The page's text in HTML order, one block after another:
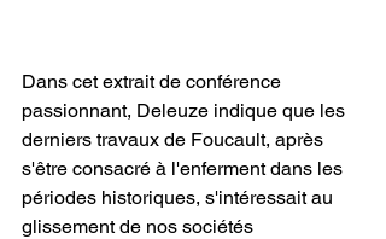
Dans cet extrait de conférence
passionnant, Deleuze indique que les
derniers travaux de Foucault, après
s'être consacré à l'enferment dans les
périodes historiques, s'intéressait au
glissement de nos sociétés